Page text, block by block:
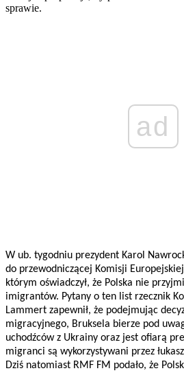
sprawie.
ad
W ub. tygodniu prezydent Karol
do przewodniczącej Komisji
którym oświadczył, że Polska nie
imigrantów. Pytany o ten list rzecznik
Lammert zapewnił, że podejmując
migracyjnego, Bruksela bierze pod
uchodźców z Ukrainy oraz jest ofiarą
migranci są wykorzystywani przez
Dziś natomiast RMF FM podało, że